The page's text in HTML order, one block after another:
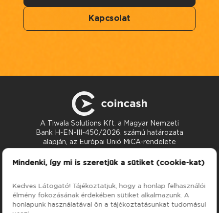
Kapcsolat
A Tiwala Solutions Kft. a Magyar Nemzeti
Bank H-EN-III-450/2026. számú határozata
alapján, az Európai Unió MiCA-rendelete
szerint nyújt kriptoeszköz-szolgáltatásokat.
Kapcsolat
Szolgáltatások
Árfolyamok
Cég
Rólunk
Mindenki, így mi is szeretjük a sütiket (cookie-kat)
Kedves Látogató! Tájékoztatjuk, hogy a honlap felhasználói
élmény fokozásának érdekében sütiket alkalmazunk. A
honlapunk használatával ön a tájékoztatásunkat tudomásul